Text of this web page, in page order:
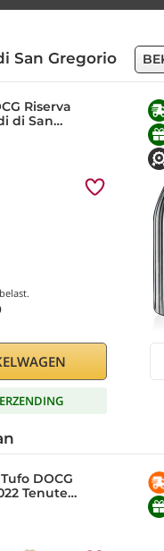
San Gregorio
Riserva
di San
DOCG
Tenute